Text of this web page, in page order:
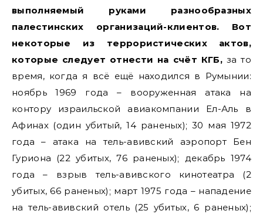
выполняемый руками разнообразных
палестинских организаций-клиентов. Вот
некоторые из террористических актов,
которые следует отнести на счёт КГБ,за то
время, когда я всё ещё находился в Румынии:
ноябрь 1969 года – вооруженная атака на
контору израильской авиакомпании Ел-Аль в
Афинах (один убитый, 14 раненых); 30 мая 1972
года – атака на тель-авивский аэропорт Бен
Гуриона (22 убитых, 76 раненых); декабрь 1974
года – взрыв тель-авивского кинотеатра (2
убитых, 66 раненых); март 1975 года – нападение
на тель-авивский отель (25 убитых, 6 раненых);